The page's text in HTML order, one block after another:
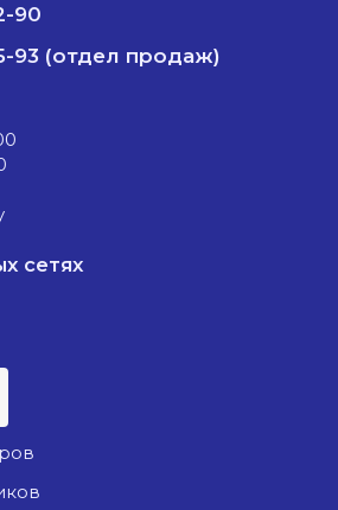
90
93 (отдел продаж)
сетях